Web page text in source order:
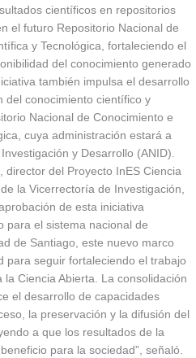
científicos en repositorios
el futuro Repositorio Nacional de
y Tecnológica, fortaleciendo el
del conocimiento generado
también impulsa el desarrollo
del conocimiento científico y
Nacional de Conocimiento e
cuya administración estará a
y Desarrollo (ANID).
director del Proyecto InES Ciencia
la Vicerrectoría de Investigación,
de esta iniciativa
para el sistema nacional de
de Santiago, este nuevo marco
para seguir fortaleciendo el trabajo
Ciencia Abierta. La consolidación
el desarrollo de capacidades
la preservación y la difusión del
a que los resultados de la
para la sociedad”, señaló.